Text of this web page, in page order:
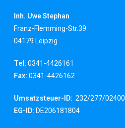
Inh. Uwe Stephan
Franz-Flemming-Str.39
04179 Leipzig
Tel: 0341-4426161
Fax: 0341-4426162
Umsatzsteuer-ID: 232/277/02400
EG-ID: DE206181804